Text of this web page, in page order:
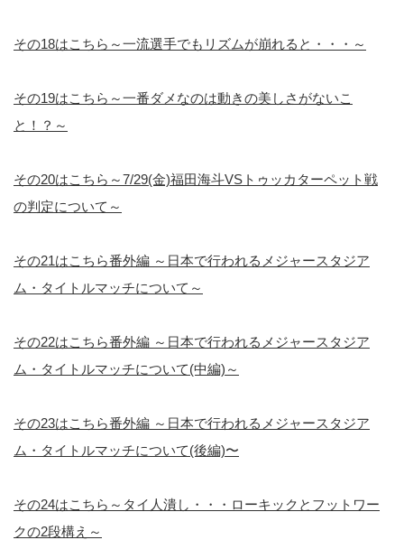
その18はこちら～一流選手でもリズムが崩れると・・・～
その19はこちら～一番ダメなのは動きの美しさがないこ
と！？～
その20はこちら～7/29(金)福田海斗VSトゥッカターペット戦
の判定について～
その21はこちら番外編 ～日本で行われるメジャースタジア
ム・タイトルマッチについて～
その22はこちら番外編 ～日本で行われるメジャースタジア
ム・タイトルマッチについて(中編)～
その23はこちら番外編 ～日本で行われるメジャースタジア
ム・タイトルマッチについて(後編)〜
その24はこちら～タイ人潰し・・・ローキックとフットワー
クの2段構え～